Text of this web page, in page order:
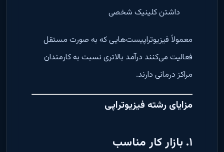
داشتن کلینیک شخصی
معمولاً فیزیوتراپیست‌هایی که به صورت مستقل
فعالیت می‌کنند درآمد بالاتری نسبت به کارمندان
مراکز درمانی دارند.
مزایای رشته فیزیوتراپی
۱. بازار کار مناسب